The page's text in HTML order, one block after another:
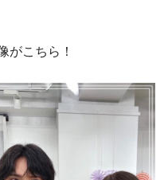
がこちら！